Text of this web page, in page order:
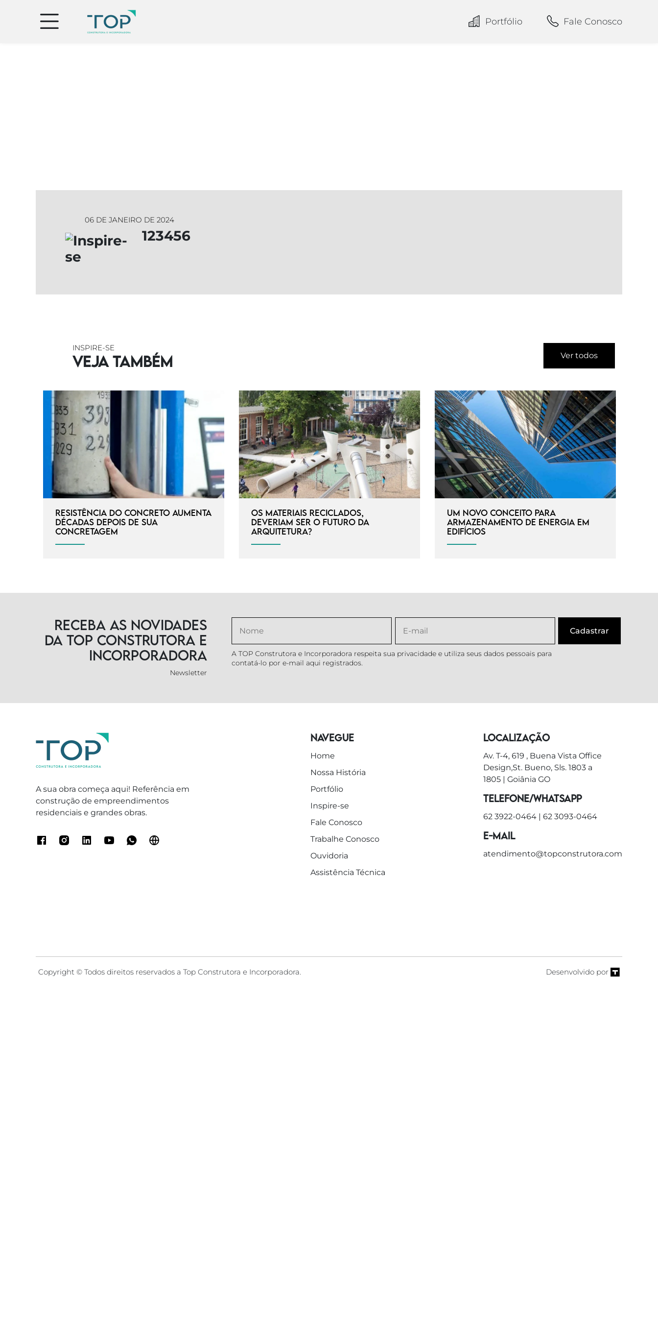
Portfólio Fale Conosco
06 DE JANEIRO DE 2024
123456
INSPIRE-SE
Veja também Ver todos
Resistência do concreto aumenta
décadas depois de sua
concretagem
Os materiais reciclados,
deveriam ser o futuro da
arquitetura?
Um novo conceito para
armazenamento de energia em
edifícios
Receba as novidades
da TOP Construtora e
Incorporadora
Newsletter
A TOP Construtora e Incorporadora respeita sua privacidade e utiliza seus dados pessoais para
contatá-lo por e-mail aqui registrados.
A sua obra começa aqui! Referência em
construção de empreendimentos
residenciais e grandes obras.
Navegue
Home
Nossa História
Portfólio
Inspire-se
Fale Conosco
Trabalhe Conosco
Ouvidoria
Assistência Técnica
Localização
Av. T-4, 619 , Buena Vista Office
Design,St. Bueno, Sls. 1803 a
1805 | Goiânia GO
Telefone/WhatsApp
62 3922-0464 | 62 3093-0464
E-mail
atendimento@topconstrutora.com
Copyright © Todos direitos reservados a Top Construtora e Incorporadora. Desenvolvido por